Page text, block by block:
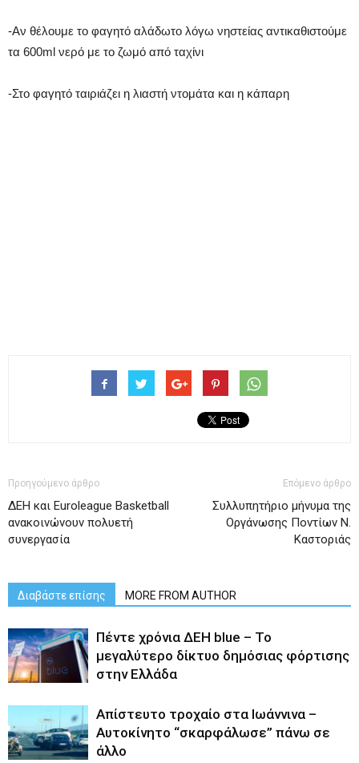
-Αν θέλουμε το φαγητό αλάδωτο λόγω νηστείας αντικαθιστούμε
τα 600ml νερό με το ζωμό από ταχίνι
-Στο φαγητό ταιριάζει η λιαστή ντομάτα και η κάπαρη
Προηγούμενο άρθρο
ΔΕΗ και Euroleague Basketball
ανακοινώνουν πολυετή
συνεργασία
Επόμενο άρθρο
Συλλυπητήριο μήνυμα της
Οργάνωσης Ποντίων Ν.
Καστοριάς
Διαβάστε επίσης MORE FROM AUTHOR
Πέντε χρόνια ΔΕΗ blue – Το
μεγαλύτερο δίκτυο δημόσιας φόρτισης
στην Ελλάδα
Απίστευτο τροχαίο στα Ιωάννινα –
Αυτοκίνητο “σκαρφάλωσε” πάνω σε
άλλο